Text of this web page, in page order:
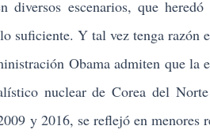
diversos escenarios, que
suficiente. Y tal vez tenga razón
Obama admiten que la
nuclear de Corea del
y 2016, se reflejó en menores